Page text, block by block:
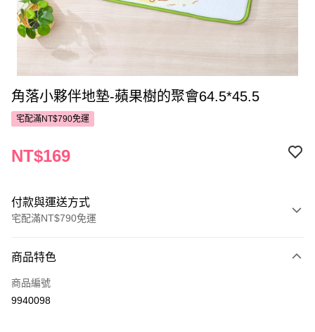
角落小夥伴地墊-蘋果樹的聚會64.5*45.5
宅配滿NT$790免運
NT$169
付款與運送方式
宅配滿NT$790免運
POYA支付
信用卡一次付款
商品特色
商品編號
9940098